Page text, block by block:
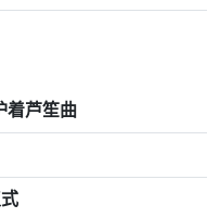
着芦笙曲